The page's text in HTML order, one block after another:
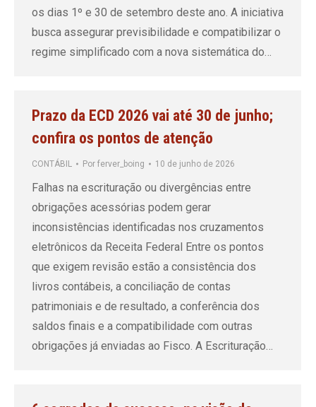
os dias 1º e 30 de setembro deste ano. A iniciativa
busca assegurar previsibilidade e compatibilizar o
regime simplificado com a nova sistemática do…
Prazo da ECD 2026 vai até 30 de junho;
confira os pontos de atenção
CONTÁBIL Por ferver_boing 10 de junho de 2026
Falhas na escrituração ou divergências entre
obrigações acessórias podem gerar
inconsistências identificadas nos cruzamentos
eletrônicos da Receita Federal Entre os pontos
que exigem revisão estão a consistência dos
livros contábeis, a conciliação de contas
patrimoniais e de resultado, a conferência dos
saldos finais e a compatibilidade com outras
obrigações já enviadas ao Fisco. A Escrituração…